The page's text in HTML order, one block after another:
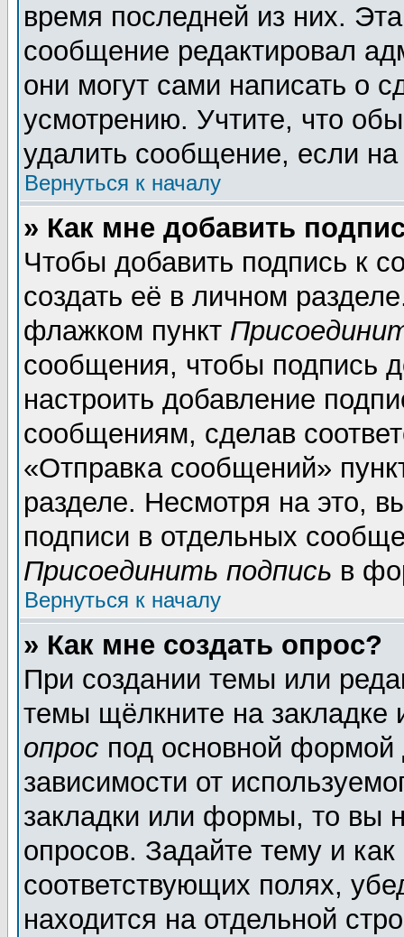
время последней из них.
сообщение редактировал
они могут сами написать о
усмотрению. Учтите, что
удалить сообщение, если на
Вернуться к началу
» Как мне добавить
Чтобы добавить подпись к
создать её в личном
флажком пункт
сообщения, чтобы подпись
настроить добавление
сообщениям, сделав
«Отправка сообщений»
разделе. Несмотря на это,
подписи в отдельных
Присоединить подпись в
Вернуться к началу
» Как мне создать опрос?
При создании темы или
темы щёлкните на
опрос под основной
зависимости от
закладки или формы, то вы
опросов. Задайте тему и
соответствующих полях,
находится на отдельной